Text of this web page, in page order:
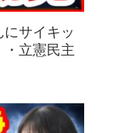
にサイキッ
・立憲民主